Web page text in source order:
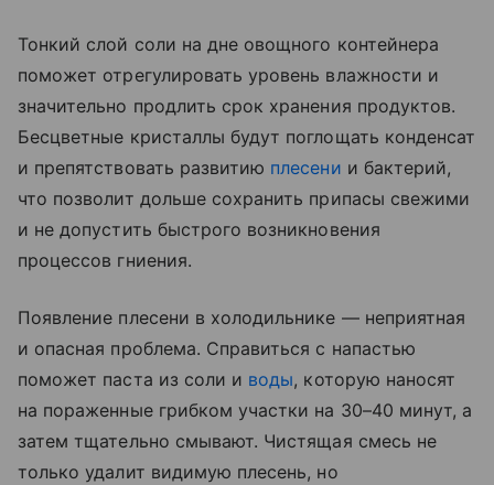
Тонкий слой соли на дне овощного контейнера
поможет отрегулировать уровень влажности и
значительно продлить срок хранения продуктов.
Бесцветные кристаллы будут поглощать конденсат
и препятствовать развитию плесени и бактерий,
что позволит дольше сохранить припасы свежими
и не допустить быстрого возникновения
процессов гниения.
Появление плесени в холодильнике — неприятная
и опасная проблема. Справиться с напастью
поможет паста из соли и воды, которую наносят
на пораженные грибком участки на 30–40 минут, а
затем тщательно смывают. Чистящая смесь не
только удалит видимую плесень, но